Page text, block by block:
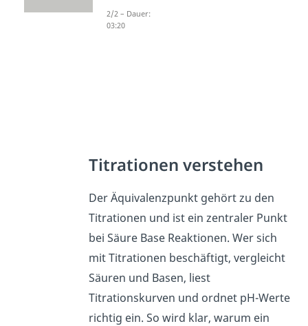
Titrationen verstehen
Der Äquivalenzpunkt gehört zu den
Titrationen und ist ein zentraler Punkt
bei Säure Base Reaktionen. Wer sich
mit Titrationen beschäftigt, vergleicht
Säuren und Basen, liest
Titrationskurven und ordnet pH-Werte
richtig ein. So wird klar, warum ein
2/2 – Dauer:
03:20